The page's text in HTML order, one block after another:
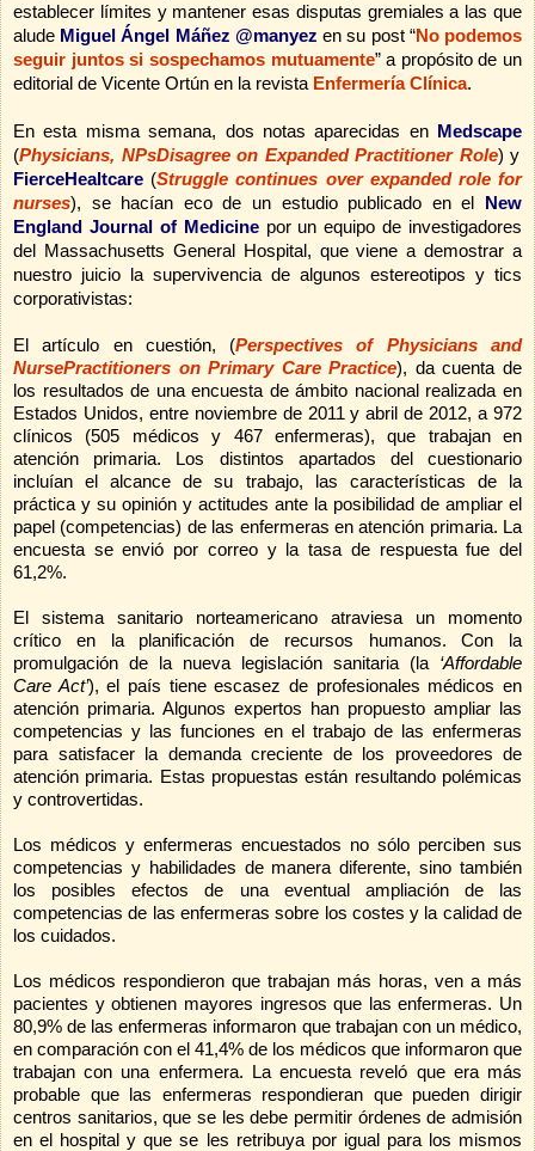
establecer límites y mantener esas disputas gremiales a las que
alude Miguel Ángel Máñez @manyez en su post “No podemos
seguir juntos si sospechamos mutuamente” a propósito de un
editorial de Vicente Ortún en la revista Enfermería Clínica.
En esta misma semana, dos notas aparecidas en Medscape
(Physicians, NPsDisagree on Expanded Practitioner Role)y
FierceHealtcare (Struggle continues over expanded role for
nurses), se hacían eco de un estudio publicado en el
New
England Journal of Medicinepor un equipo de investigadores
del Massachusetts General Hospital, que viene a demostrar a
nuestro juicio la supervivencia de algunos estereotipos y tics
corporativistas:
El artículo en cuestión, (Perspectives of Physicians and
NursePractitioners on Primary Care Practice), da cuenta de
los resultados de una encuesta de ámbito nacional realizada en
Estados Unidos, entre noviembre de 2011 y abril de 2012, a 972
clínicos (505 médicos y 467 enfermeras), que trabajan en
atención primaria. Los distintos apartados del cuestionario
incluían el alcance de su trabajo, las características de la
práctica y su opinión y actitudes ante la posibilidad de ampliar el
papel (competencias) de las enfermeras en atención primaria. La
encuesta se envió por correo y la tasa de respuesta fue del
61,2%.
El sistema sanitario norteamericano atraviesa un momento
crítico en la planificación de recursos humanos. Con la
promulgación de la nueva legislación sanitaria (la ‘Affordable
Care Act’), el país tiene escasez de profesionales médicos en
atención primaria. Algunos expertos han propuesto ampliar las
competencias y las funciones en el trabajo de las enfermeras
para satisfacer la demanda creciente de los proveedores de
atención primaria. Estas propuestas están resultando polémicas
y controvertidas.
Los médicos y enfermeras encuestados no sólo perciben sus
competencias y habilidades de manera diferente, sino también
los posibles efectos de una eventual ampliación de las
competencias de las enfermeras sobre los costes y la calidad de
los cuidados.
Los médicos respondieron que trabajan más horas, ven a más
pacientes y obtienen mayores ingresos que las enfermeras. Un
80,9% de las enfermeras informaron que trabajan con un médico,
en comparación con el 41,4% de los médicos que informaron que
trabajan con una enfermera. La encuesta reveló que era más
probable que las enfermeras respondieran que pueden dirigir
centros sanitarios, que se les debe permitir órdenes de admisión
en el hospital y que se les retribuya por igual para los mismos